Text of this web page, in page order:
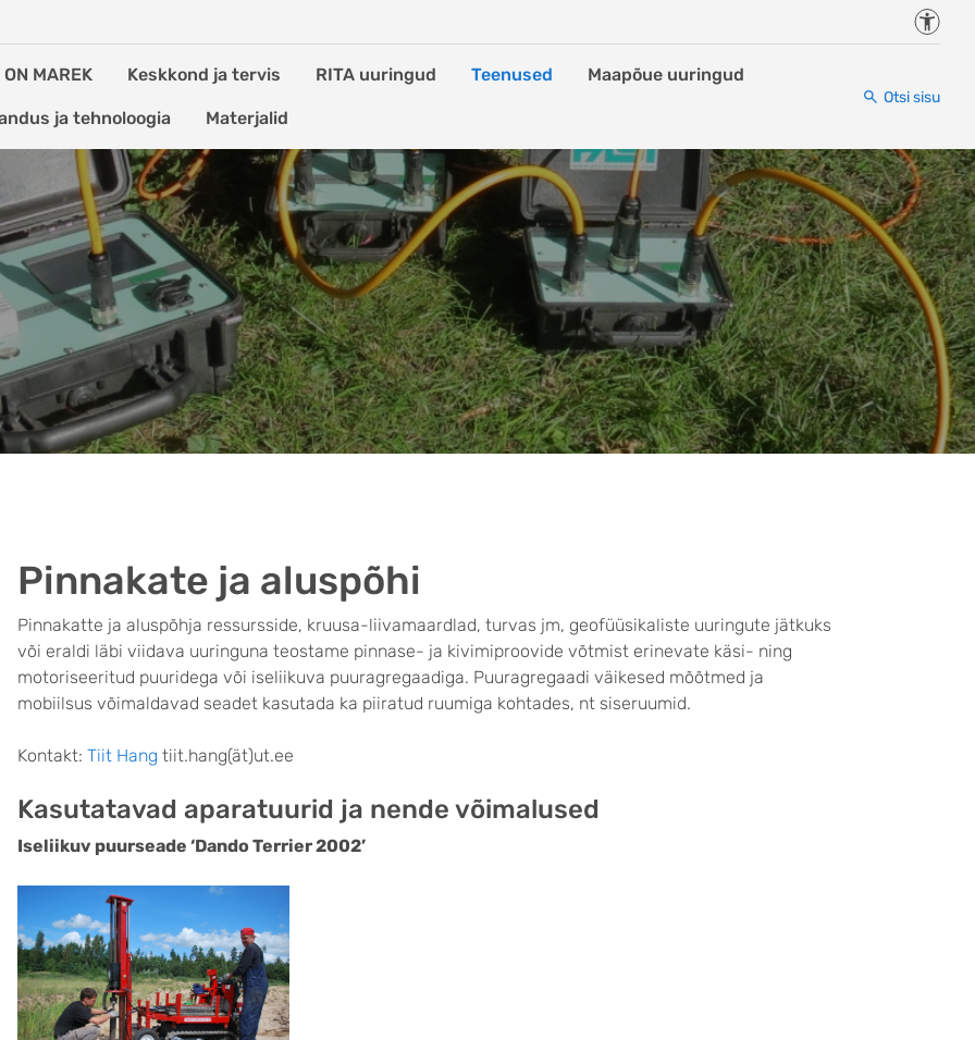
ON MAREK Keskkond ja tervis RITA uuringud Teenused Maapõue uuringud
ja tehnoloogia Materjalid
Otsi sisu
Pinnakate ja aluspõhi
Pinnakatte ja aluspõhja ressursside, kruusa-liivamaardlad, turvas jm, geofüüsikaliste uuringute jätkuks
või eraldi läbi viidava uuringuna teostame pinnase- ja kivimiproovide võtmist erinevate käsi- ning
motoriseeritud puuridega või iseliikuva puuragregaadiga. Puuragregaadi väikesed mõõtmed ja
mobiilsus võimaldavad seadet kasutada ka piiratud ruumiga kohtades, nt siseruumid.
Kontakt: Tiit Hang tiit.hang(ät)ut.ee
Kasutatavad aparatuurid ja nende võimalused
Iseliikuv puurseade ‘Dando Terrier 2002’